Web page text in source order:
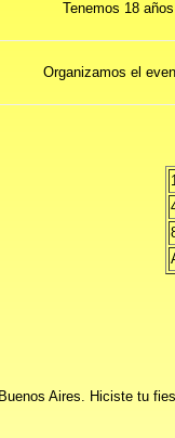
Tenemos 18
Organizamos el
Aires. Hiciste tu